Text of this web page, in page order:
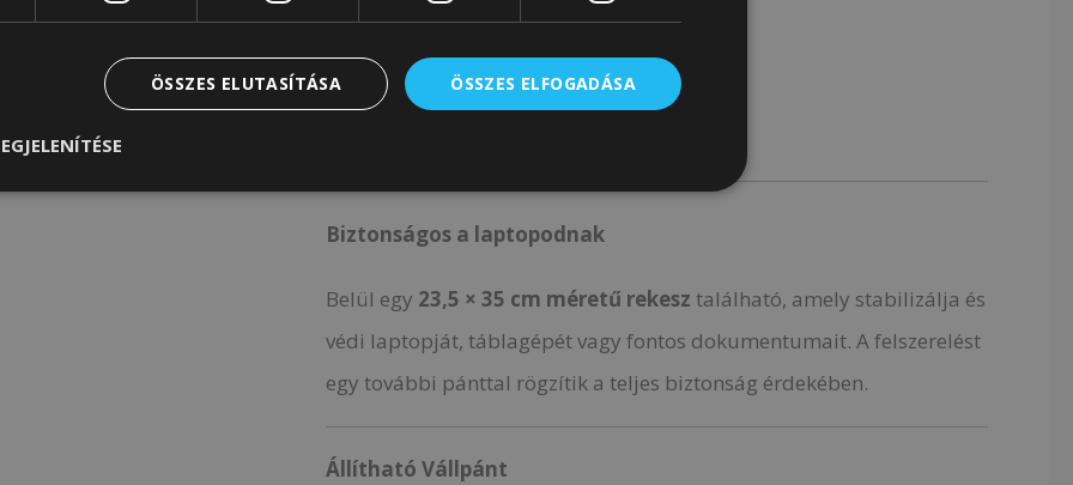
Táska iskolába vagy egyetemre.
Biztonságos a laptopodnak
Belül egy 23,5 × 35 cm méretű rekesz található, amely stabilizálja és
védi laptopját, táblagépét vagy fontos dokumentumait. A felszerelést
egy további pánttal rögzítik a teljes biztonság érdekében.
Állítható Vállpánt
ÖSSZES ELFOGADÁSA
ÖSSZES ELUTASÍTÁSA